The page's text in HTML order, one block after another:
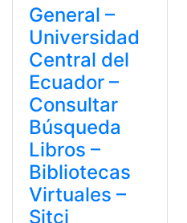
General –
Universidad
Central del
Ecuador –
Consultar
Búsqueda
Libros –
Bibliotecas
Virtuales –
Sitci